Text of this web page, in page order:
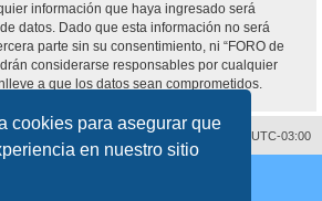
cookies para asegurar que
en nuestro sitio
información que haya ingresado será
datos. Dado que esta información no será
parte sin su consentimiento, ni “FORO de
considerarse responsables por cualquier
a que los datos sean comprometidos.
Todos los horarios son UTC-03:00
Borrar cookies
Software © phpBB Limited
España